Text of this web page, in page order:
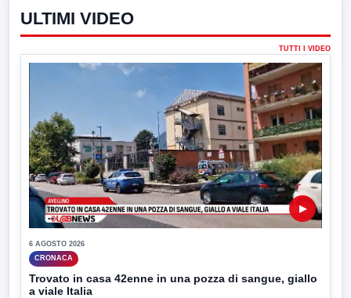
ULTIMI VIDEO
TUTTI I VIDEO
▶
6 AGOSTO 2026
CRONACA
Trovato in casa 42enne in una pozza di sangue, giallo
a viale Italia